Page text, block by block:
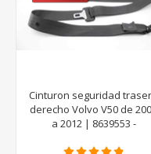
Cinturon seguridad
derecho Volvo V50 de
a 2012 | 8639553 -